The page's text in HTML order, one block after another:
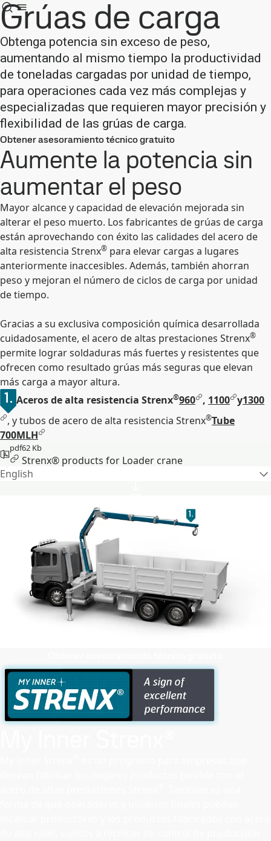
Grúas de carga
Obtenga potencia sin exceso de peso,
aumentando al mismo tiempo la productividad
de toneladas cargadas por unidad de tiempo,
para operaciones cada vez más complejas y
especializadas que requieren mayor precisión y
flexibilidad de las grúas de carga.
Obtener asesoramiento técnico gratuito
Aumente la potencia sin
aumentar el peso
Mayor alcance y capacidad de elevación mejorada sin
alterar el peso muerto. Los fabricantes de grúas de carga
están aprovechando con éxito las calidades del acero de
alta resistencia Strenx® para elevar cargas a lugares
anteriormente inaccesibles. Además, también ahorran
peso y mejoran el número de ciclos de carga por unidad
de tiempo.
Gracias a su exclusiva composición química desarrollada
cuidadosamente, el acero de altas prestaciones Strenx®
permite lograr soldaduras más fuertes y resistentes que
ofrecen como resultado grúas más seguras que elevan
más carga a mayor altura.
Aceros de alta resistencia Strenx®960 , 1100 y1300
, y tubos de acero de alta resistencia Strenx®Tube
700MLH
pdf62 Kb
Strenx® products for Loader crane
English